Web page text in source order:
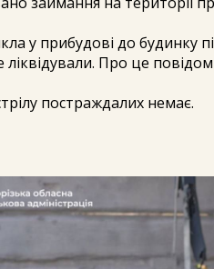
у прибудові до будинку
Про це
постраждалих немає.